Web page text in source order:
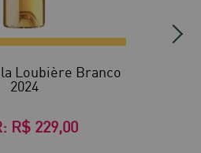
Loubière Branco
2024
R$ 229,00